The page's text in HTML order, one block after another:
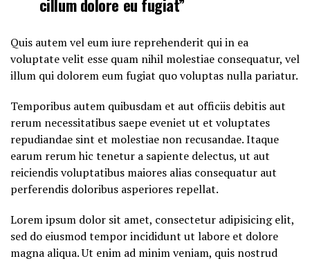
Quis autem vel eum iure reprehenderit qui in ea
voluptate velit esse quam nihil molestiae consequatur, vel
illum qui dolorem eum fugiat quo voluptas nulla pariatur.
Temporibus autem quibusdam et aut officiis debitis aut
rerum necessitatibus saepe eveniet ut et voluptates
repudiandae sint et molestiae non recusandae. Itaque
earum rerum hic tenetur a sapiente delectus, ut aut
reiciendis voluptatibus maiores alias consequatur aut
perferendis doloribus asperiores repellat.
Lorem ipsum dolor sit amet, consectetur adipisicing elit,
sed do eiusmod tempor incididunt ut labore et dolore
magna aliqua. Ut enim ad minim veniam, quis nostrud